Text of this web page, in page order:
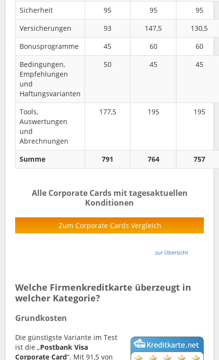
Sicherheit 95 95
95
Versicherungen
93 147,5
130,5
Bonusprogramme
45 60
60
Bedingungen,
Empfehlungen
und
Haftungsvarianten
50 45 45
Tools,
Auswertungen
und
Abrechnungen
177,5 195 195
Summe 791 764 757
Alle Corporate Cards mit tagesaktuellen
Konditionen
Zum Corporate Cards Vergleich
zur Übersicht
Welche Firmenkreditkarte überzeugt in
welcher Kategorie?
Grundkosten
Die günstigste Variante im Test
ist die „Postbank Visa
Corporate Card“. Mit 91,5 von